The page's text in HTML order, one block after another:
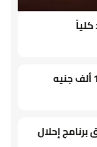
برنامج إحلال